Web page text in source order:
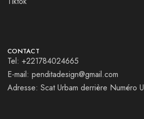
CONTACT
Tel: +221784024665
E-mail: penditadesign@gmail.com
Adresse: Scat Urbam derrière Numéro